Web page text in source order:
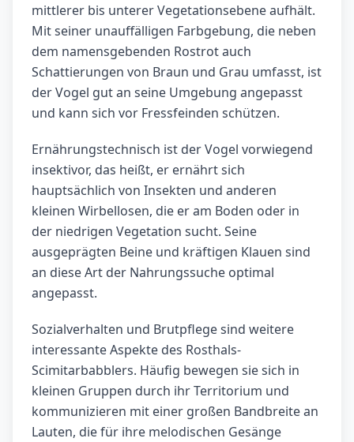
mittlerer bis unterer Vegetationsebene aufhält.
Mit seiner unauffälligen Farbgebung, die neben
dem namensgebenden Rostrot auch
Schattierungen von Braun und Grau umfasst, ist
der Vogel gut an seine Umgebung angepasst
und kann sich vor Fressfeinden schützen.
Ernährungstechnisch ist der Vogel vorwiegend
insektivor, das heißt, er ernährt sich
hauptsächlich von Insekten und anderen
kleinen Wirbellosen, die er am Boden oder in
der niedrigen Vegetation sucht. Seine
ausgeprägten Beine und kräftigen Klauen sind
an diese Art der Nahrungssuche optimal
angepasst.
Sozialverhalten und Brutpflege sind weitere
interessante Aspekte des Rosthals-
Scimitarbabblers. Häufig bewegen sie sich in
kleinen Gruppen durch ihr Territorium und
kommunizieren mit einer großen Bandbreite an
Lauten, die für ihre melodischen Gesänge